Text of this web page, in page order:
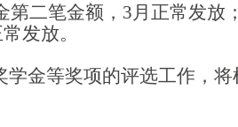
第二笔金额，3月正常发放
发放。
金等奖项的评选工作，将